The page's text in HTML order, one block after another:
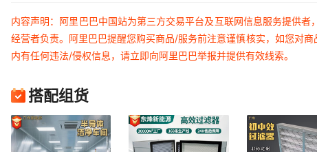
内容声明：阿里巴巴中国站为第三方交易平台及互联网信息服务提供
经营者负责。阿里巴巴提醒您购买商品/服务前注意谨慎核实，如您对
内有任何违法/侵权信息，请立即向阿里巴巴举报并提供有效线索。
搭配组货